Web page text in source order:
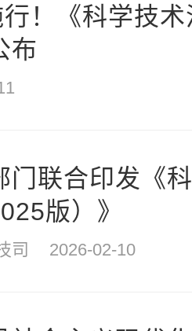
！《科学技
布
门联合印发《
版）》
司 2026-02-10